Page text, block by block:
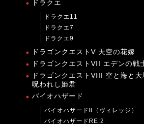
ドラクエ
ドラクエ11
ドラクエ7
ドラクエ9
ドラゴンクエストV 天空の花嫁
ドラゴンクエストVII エデンの戦
ドラゴンクエストVIII 空と海と大
呪われし姫君
バイオハザード
バイオハザード8（ヴィレッジ）
バイオハザードRE:2